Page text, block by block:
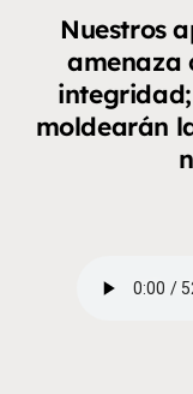
Nuestros
amenaza
moldearán